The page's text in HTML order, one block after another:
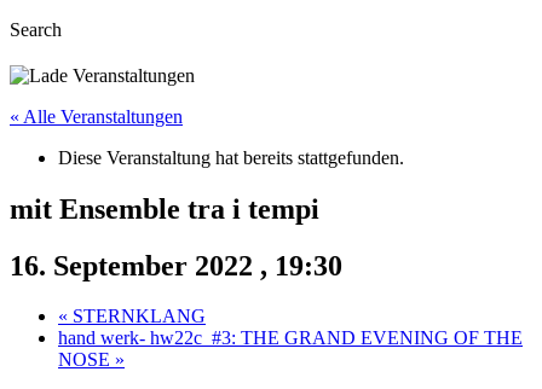
Search
« Alle Veranstaltungen
Diese Veranstaltung hat bereits stattgefunden.
mit Ensemble tra i tempi
16. September 2022 , 19:30
« STERNKLANG
hand werk- hw22c_#3: THE GRAND EVENING OF THE
NOSE »